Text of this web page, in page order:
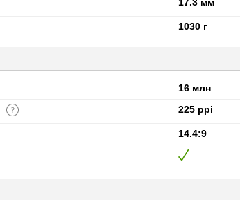
1030 г
16 млн
225 ppi
14.4:9